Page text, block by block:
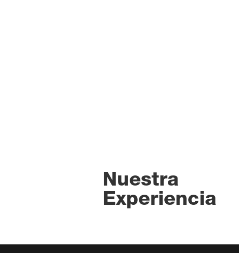
Nuestra
Experiencia